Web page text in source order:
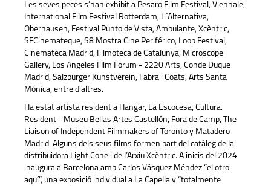
Les seves peces s’han exhibit a Pesaro Film Festival, Viennale,
International Film Festival Rotterdam, L´Alternativa,
Oberhausen, Festival Punto de Vista, Ambulante, Xcèntric,
SFCinemateque, S8 Mostra Cine Periférico, Loop Festival,
Cinemateca Madrid, Filmoteca de Catalunya, Microscope
Gallery, Los Angeles FIlm Forum - 2220 Arts, Conde Duque
Madrid, Salzburger Kunstverein, Fabra i Coats, Arts Santa
Mónica, entre d'altres.
Ha estat artista resident a Hangar, La Escocesa, Cultura.
Resident - Museu Bellas Artes Castellón, Fora de Camp, The
Liaison of Independent Filmmakers of Toronto y Matadero
Madrid. Alguns dels seus films formen part del catàleg de la
distribuidora Light Cone i de l’Arxiu Xcèntric. A inicis del 2024
inaugura a Barcelona amb Carlos Vásquez Méndez “el otro
aquí”, una exposició individual a La Capella y “totalmente